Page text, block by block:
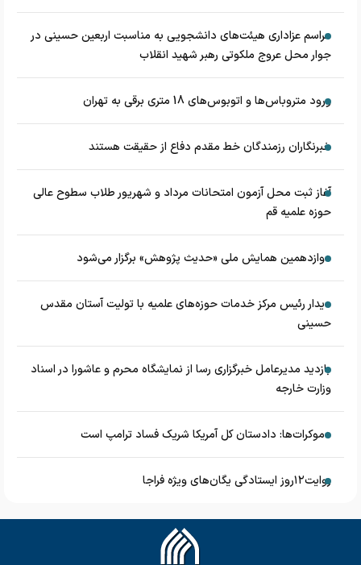
مراسم عزاداری هیئت‌های دانشجویی به مناسبت اربعین حسینی در
جوار محل عروج ملکوتی رهبر شهید انقلاب
ورود متروباس‌ها و اتوبوس‌های 18 متری برقی به تهران
خبرنگاران رزمندگان خط مقدم دفاع از حقیقت هستند
آغاز ثبت محل آزمون امتحانات مرداد و شهریور طلاب سطوح عالی
حوزه علمیه قم
دوازدهمین همایش ملی «حدیث‌ پژوهش» برگزار می‌شود
دیدار رئیس مرکز خدمات حوزه‌های علمیه با تولیت آستان مقدس
حسینی
بازدید مدیرعامل خبرگزاری رسا از نمایشگاه محرم و عاشورا در اسناد
وزارت خارجه
دموکرات‌ها: دادستان کل آمریکا شریک فساد ترامپ است
روایت۱۲روز ایستادگی یگان‌های ویژه فراجا